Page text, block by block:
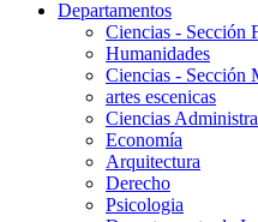
Departamentos
Ciencias - Sección
Humanidades
Ciencias - Sección
artes escenicas
Ciencias
Economía
Arquitectura
Derecho
Psicologia